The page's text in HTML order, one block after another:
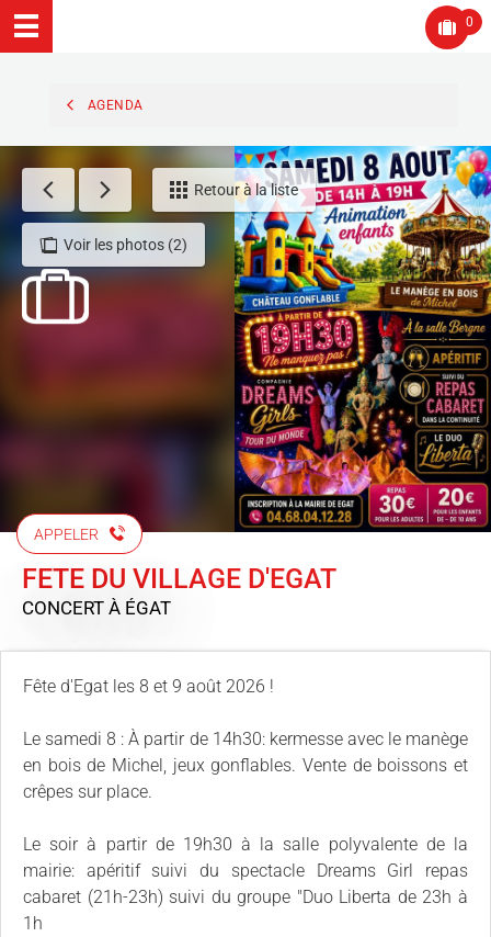
0
AGENDA
Retour à la liste
Voir les photos (2)
APPELER
FETE DU VILLAGE D'EGAT
CONCERT À ÉGAT
Fête d'Egat les 8 et 9 août 2026 !
Le samedi 8 : À partir de 14h30: kermesse avec le manège
en bois de Michel, jeux gonflables. Vente de boissons et
crêpes sur place.
Le soir à partir de 19h30 à la salle polyvalente de la
mairie: apéritif suivi du spectacle Dreams Girl repas
cabaret (21h-23h) suivi du groupe "Duo Liberta de 23h à
1h